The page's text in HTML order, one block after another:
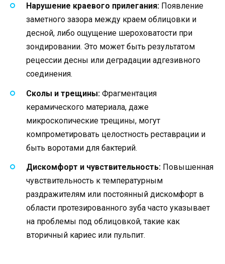
Нарушение краевого прилегания: Появление
заметного зазора между краем облицовки и
десной, либо ощущение шероховатости при
зондировании. Это может быть результатом
рецессии десны или деградации адгезивного
соединения.
Сколы и трещины: Фрагментация
керамического материала, даже
микроскопические трещины, могут
компрометировать целостность реставрации и
быть воротами для бактерий.
Дискомфорт и чувствительность: Повышенная
чувствительность к температурным
раздражителям или постоянный дискомфорт в
области протезированного зуба часто указывает
на проблемы под облицовкой, такие как
вторичный кариес или пульпит.